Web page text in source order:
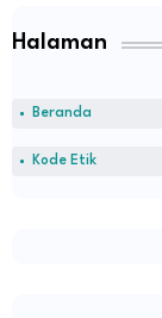
Halaman
Beranda
Kode Etik